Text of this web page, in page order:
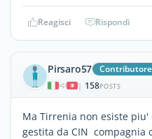
Reagisci Rispondi
Pirsaro57 Contributore
| 158POSTS
Ma Tirrenia non esiste piu'
gestita da CIN compagnia